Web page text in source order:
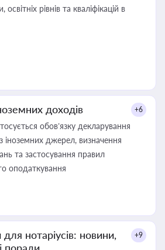
рівнів та кваліфікацій в
доходів +6
обов’язку декларування
іноземних джерел, визначення
та застосування правил
оподаткування
нотаріусів: новини,
+9